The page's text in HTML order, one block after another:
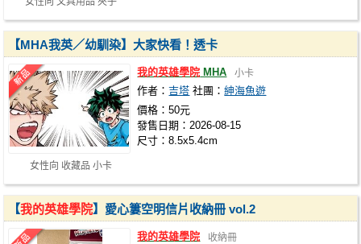
女性向 收藏品 小卡
【MHA我英／幼馴染】大家快看！透卡
我的英雄學院 MHA 小卡
作者：吉塔 社團：紳海魚遊
價格：50元
發售日期：2026-08-15
尺寸：8.5x5.4cm
【我的英雄學院】愛心簍空明信片收納冊 vol.2
我的英雄學院 收納冊